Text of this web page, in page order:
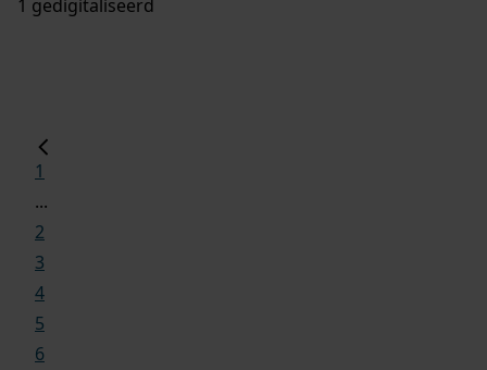
1 gedigitaliseerd
1
...
2
3
4
5
6